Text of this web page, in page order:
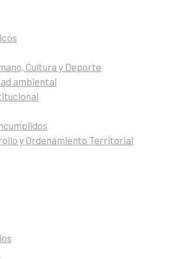
Cultura y Deporte
ambiental
y Ordenamiento Territorial